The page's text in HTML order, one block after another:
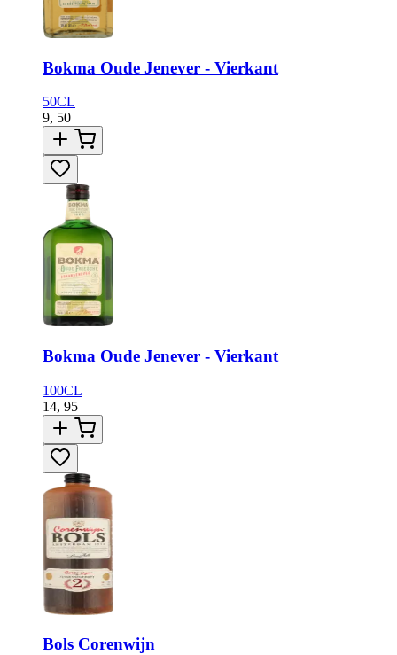
Bokma Oude Jenever - Vierkant
50CL
9, 50
Bokma Oude Jenever - Vierkant
100CL
14, 95
Bols Corenwijn